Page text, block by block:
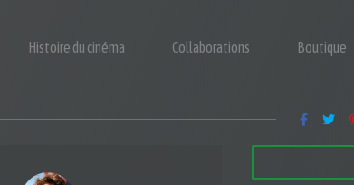
Histoire du cinéma Collaborations Boutique